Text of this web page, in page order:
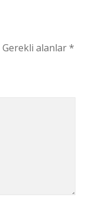
Gerekli alanlar*